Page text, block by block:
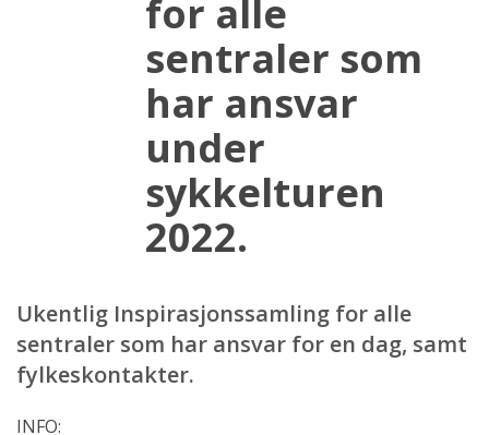
for alle
sentraler som
har ansvar
under
sykkelturen
2022.
Ukentlig Inspirasjonssamling for alle
sentraler som har ansvar for en dag, samt
fylkeskontakter.
INFO: